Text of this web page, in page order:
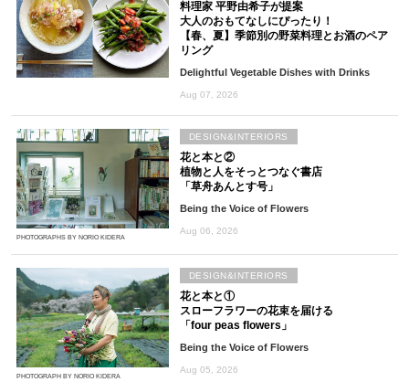
料理家 平野由希子が提案
大人のおもてなしにぴったり！
【春、夏】季節別の野菜料理とお酒のペア
リング
Delightful Vegetable Dishes with Drinks
Aug 07, 2026
PHOTOGRAPHS BY NORIO KIDERA
花と本と②
植物と人をそっとつなぐ書店
「草舟あんとす号」
Being the Voice of Flowers
Aug 06, 2026
DESIGN&INTERIORS
PHOTOGRAPH BY NORIO KIDERA
花と本と①
スローフラワーの花束を届ける
「four peas flowers」
Being the Voice of Flowers
Aug 05, 2026
DESIGN&INTERIORS